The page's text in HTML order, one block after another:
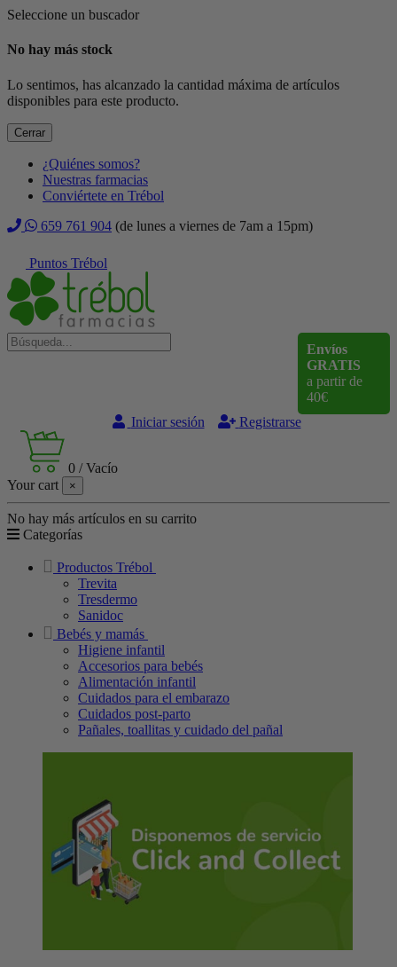
Seleccione un buscador
No hay más stock
Lo sentimos, has alcanzado la cantidad máxima de artículos
disponibles para este producto.
Cerrar
¿Quiénes somos?
Nuestras farmacias
Conviértete en Trébol
659 761 904 (de lunes a viernes de 7am a 15pm)
Puntos Trébol
Envíos
GRATIS
a partir de
40€
Iniciar sesión
Registrarse
0 /Vacío
Your cart
×
No hay más artículos en su carrito
Categorías
Productos Trébol
Trevita
Tresdermo
Sanidoc
Bebés y mamás
Higiene infantil
Accesorios para bebés
Alimentación infantil
Cuidados para el embarazo
Cuidados post-parto
Pañales, toallitas y cuidado del pañal